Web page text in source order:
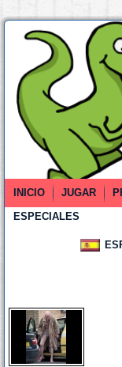
INICIO JUGAR
ESPECIALES